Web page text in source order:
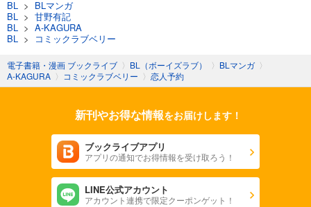
BL > BLマンガ
BL > 甘野有記
BL > A-KAGURA
BL > コミックラブベリー
電子書籍・漫画 ブックライブ 〉 BL（ボーイズラブ） 〉 BLマンガ 〉
A-KAGURA 〉 コミックラブベリー 〉 恋人予約
新刊やお得な情報をお届けします！
ブックライブアプリ
アプリの通知でお得情報を受け取ろう！
LINE公式アカウント
アカウント連携で限定クーポンゲット！